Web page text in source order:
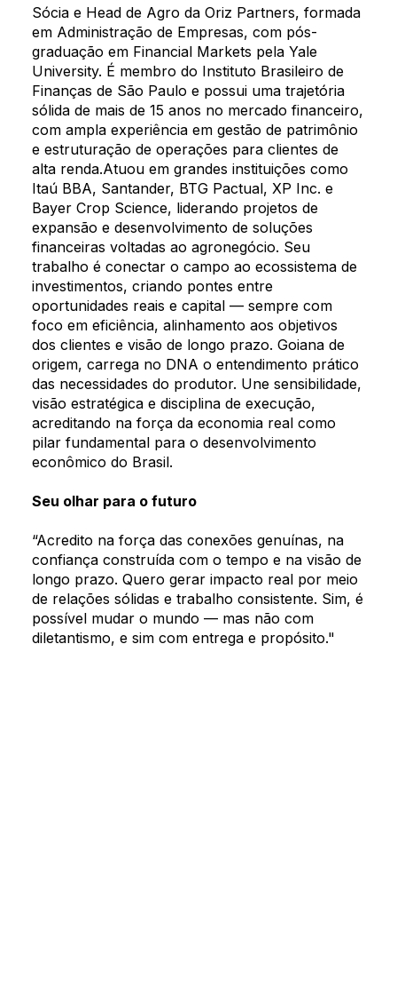
Our team
Our solutions
Oriz content
What are you looking for?
Search by keyword or subject
Sócia e Head de Agro da Oriz Partners, formada
em Administração de Empresas, com pós-
graduação em Financial Markets pela Yale
University. É membro do Instituto Brasileiro de
Finanças de São Paulo e possui uma trajetória
sólida de mais de 15 anos no mercado financeiro,
com ampla experiência em gestão de patrimônio
e estruturação de operações para clientes de
alta renda.Atuou em grandes instituições como
Itaú BBA, Santander, BTG Pactual, XP Inc. e
Bayer Crop Science, liderando projetos de
expansão e desenvolvimento de soluções
financeiras voltadas ao agronegócio. Seu
trabalho é conectar o campo ao ecossistema de
investimentos, criando pontes entre
oportunidades reais e capital — sempre com
foco em eficiência, alinhamento aos objetivos
dos clientes e visão de longo prazo. Goiana de
origem, carrega no DNA o entendimento prático
das necessidades do produtor. Une sensibilidade,
visão estratégica e disciplina de execução,
acreditando na força da economia real como
pilar fundamental para o desenvolvimento
econômico do Brasil.
Seu olhar para o futuro
“Acredito na força das conexões genuínas, na
confiança construída com o tempo e na visão de
longo prazo. Quero gerar impacto real por meio
de relações sólidas e trabalho consistente. Sim, é
possível mudar o mundo — mas não com
diletantismo, e sim com entrega e propósito."